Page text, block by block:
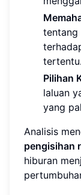
tentang
tertentu.
Pilihan
laluan
yang
Analisis
pengisihan
hiburan